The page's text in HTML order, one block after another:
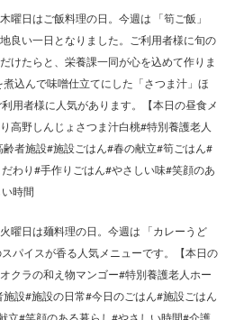
曜日はご飯料理の日。今週は 「筍ご飯」
良い一日となりました。ご利用者様に旬の
けたらと、栄養課一同が心を込めて作りま
込んで味噌仕立てにした「さつま汁」ほ
用者様に人気があります。【本日の昼食メ
高野しんじょさつま汁白桃#特別養護老人
者施設#施設ごはん#春の献立#筍ごはん#
わり#手作りごはん#やさしい味#笑顔のあ
時間
曜日は麺料理の日。今週は 「カレーうど
パイスが香る人気メニューです。【本日の
クラの和え物マンゴー#特別養護老人ホー
設#施設の日常#今日のごはん#施設ごはん